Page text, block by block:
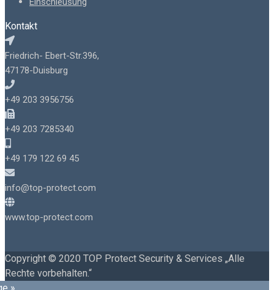
Kontakt
Friedrich- Ebert-Str.396,
47178-Duisburg
+49 203 3956756
+49 203 7285340
+49 179 122 69 45
info@top-protect.com
www.top-protect.com
Copyright © 2020 TOP Protect Security & Services „Alle
Rechte vorbehalten.“